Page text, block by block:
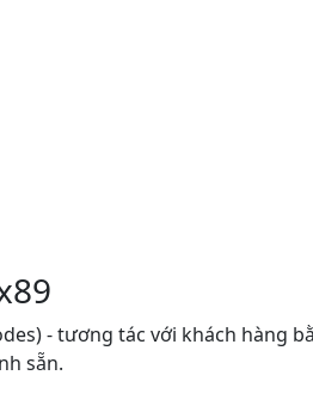
- tương tác với khách hàng
sẵn.